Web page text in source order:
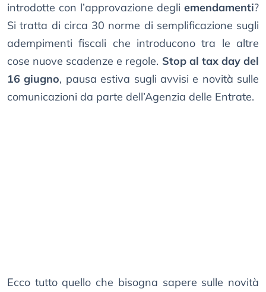
introdotte con l’approvazione degli emendamenti?
Si tratta di circa 30 norme di semplificazione sugli
adempimenti fiscali che introducono tra le altre
cose nuove scadenze e regole. Stop al tax day del
16 giugno, pausa estiva sugli avvisi e novità sulle
comunicazioni da parte dell’Agenzia delle Entrate.
Ecco tutto quello che bisogna sapere sulle novità